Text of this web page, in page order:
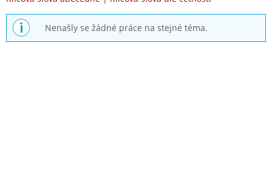
Nenašly se žádné práce na stejné téma.